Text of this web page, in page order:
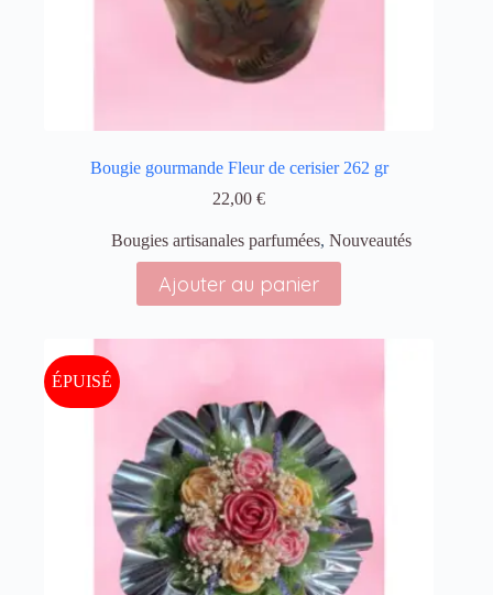
Bougie gourmande Fleur de cerisier 262 gr
22,00€
Bougies artisanales parfumées, Nouveautés
Ajouter au panier
ÉPUISÉ